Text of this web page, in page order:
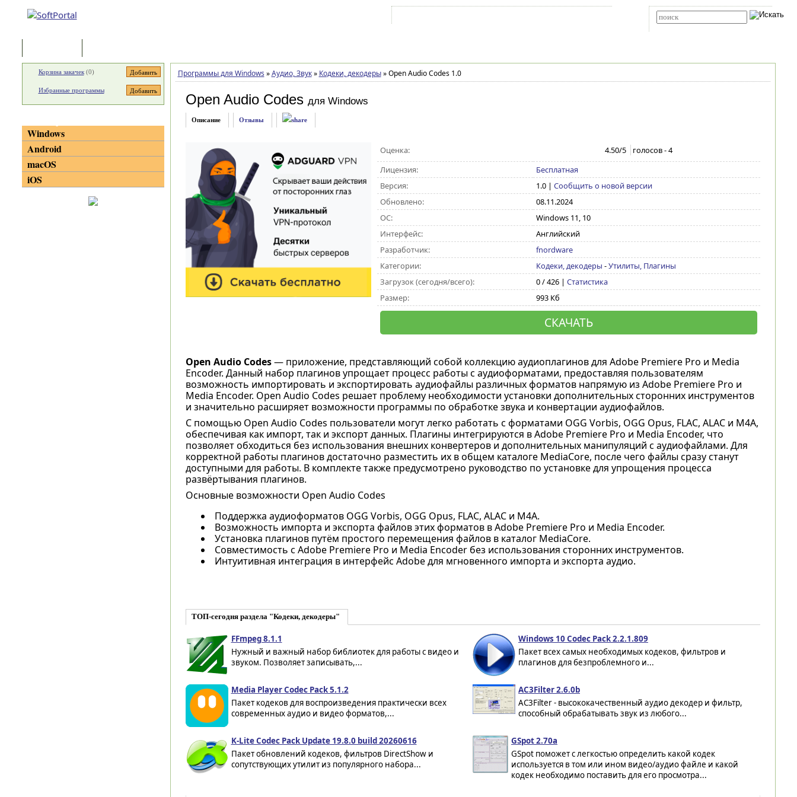
Программы для Windows » Аудио, Звук » Кодеки, декодеры »Open Audio Codes 1.0
Open Audio Codes для Windows
Описание Отзывы
Оценка: 4.50/5 голосов -4
Лицензия:
Бесплатная
Версия:
1.0| Сообщить о новой версии
Обновлено:
08.11.2024
ОС:
Windows 11, 10
Интерфейс:
Английский
Разработчик:
fnordware
Категории:
Кодеки, декодеры -Утилиты, Плагины
Загрузок (сегодня/всего):
0 / 426 | Статистика
Размер:
993 Кб
СКАЧАТЬ
Open Audio Codes— приложение, представляющий собой коллекцию аудиоплагинов для Adobe Premiere Pro и Media
Encoder. Данный набор плагинов упрощает процесс работы с аудиоформатами, предоставляя пользователям
возможность импортировать и экспортировать аудиофайлы различных форматов напрямую из Adobe Premiere Pro и
Media Encoder. Open Audio Codes решает проблему необходимости установки дополнительных сторонних инструментов
и значительно расширяет возможности программы по обработке звука и конвертации аудиофайлов.
С помощью Open Audio Codes пользователи могут легко работать с форматами OGG Vorbis, OGG Opus, FLAC, ALAC и M4A,
обеспечивая как импорт, так и экспорт данных. Плагины интегрируются в Adobe Premiere Pro и Media Encoder, что
позволяет обходиться без использования внешних конвертеров и дополнительных манипуляций с аудиофайлами. Для
корректной работы плагинов достаточно разместить их в общем каталоге MediaCore, после чего файлы сразу станут
доступными для работы. В комплекте также предусмотрено руководство по установке для упрощения процесса
развёртывания плагинов.
Основные возможности Open Audio Codes
Поддержка аудиоформатов OGG Vorbis, OGG Opus, FLAC, ALAC и M4A.
Возможность импорта и экспорта файлов этих форматов в Adobe Premiere Pro и Media Encoder.
Установка плагинов путём простого перемещения файлов в каталог MediaCore.
Совместимость с Adobe Premiere Pro и Media Encoder без использования сторонних инструментов.
Интуитивная интеграция в интерфейс Adobe для мгновенного импорта и экспорта аудио.
ТОП-сегодня раздела "Кодеки, декодеры"
FFmpeg 8.1.1
Нужный и важный набор библиотек для работы с видео и
звуком. Позволяет записывать,...
Windows 10 Codec Pack 2.2.1.809
Пакет всех самых необходимых кодеков, фильтров и
плагинов для безпроблемного и...
Media Player Codec Pack 5.1.2
Пакет кодеков для воспроизведения практически всех
современных аудио и видео форматов,...
AC3Filter 2.6.0b
AC3Filter - высококачественный аудио декодер и фильтр,
способный обрабатывать звук из любого...
K-Lite Codec Pack Update 19.8.0 build 20260616
Пакет обновлений кодеков, фильтров DirectShow и
сопутствующих утилит из популярного набора...
GSpot 2.70a
GSpot поможет с легкостью определить какой кодек
используется в том или ином видео/аудио файле и какой
кодек необходимо поставить для его просмотра...
Корзина закачек(0)
Избранные программы
Windows
Android
macOS
iOS